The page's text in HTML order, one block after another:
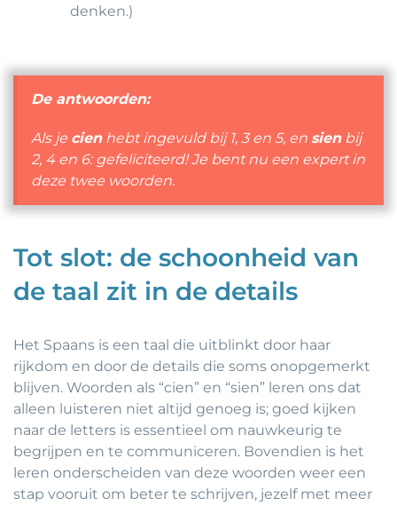
denken.)
De antwoorden:
Als je cienhebt ingevuld bij 1, 3 en 5, en sienbij
2, 4 en 6: gefeliciteerd! Je bent nu een expert in
deze twee woorden.
Tot slot: de schoonheid van
de taal zit in de details
Het Spaans is een taal die uitblinkt door haar
rijkdom en door de details die soms onopgemerkt
blijven. Woorden als “cien” en “sien” leren ons dat
alleen luisteren niet altijd genoeg is; goed kijken
naar de letters is essentieel om nauwkeurig te
begrijpen en te communiceren. Bovendien is het
leren onderscheiden van deze woorden weer een
stap vooruit om beter te schrijven, jezelf met meer